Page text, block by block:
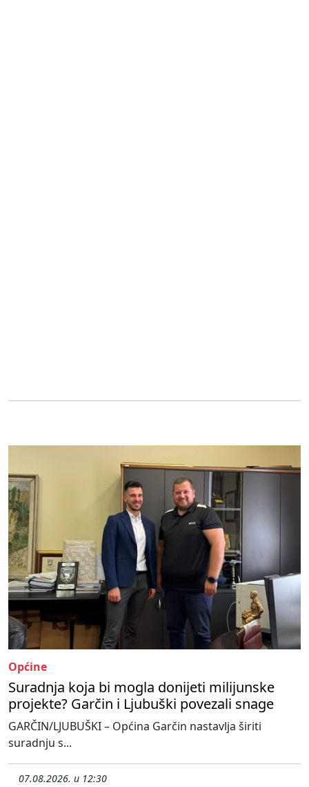
Općine
Suradnja koja bi mogla donijeti milijunske
projekte? Garčin i Ljubuški povezali snage
GARČIN/LJUBUŠKI – Općina Garčin nastavlja širiti
suradnju s...
07.08.2026. u 12:30